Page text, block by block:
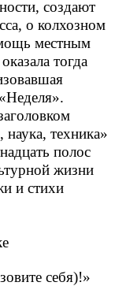
создают
о колхозном
местным
тогда
наука, техника»
полос
жизни
и стихи
себя)!»